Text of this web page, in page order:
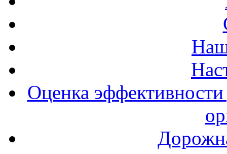
Оценка эффективности